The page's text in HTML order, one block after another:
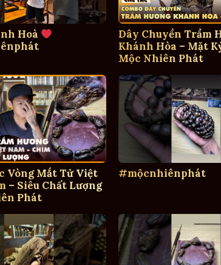
Hoà
Dây Chuyền Trầm
Khánh Hòa – Mặt
Mộc Nhiên Phát
Vòng Mắt Tử Việt
– Siêu Chất Lượng
Phát
#mộcnhiênphát